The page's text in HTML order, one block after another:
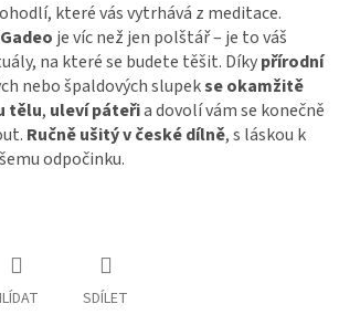
které vás vytrhává z meditace.
je víc než jen polštář – je to váš
na které se budete těšit. Díkypřírodní
nebo špaldových slupekse okamžitě
tělu, uleví páteřia dovolí vám se konečně
Ručně ušitý v české dílně, s láskou k
odpočinku.
SDÍLET